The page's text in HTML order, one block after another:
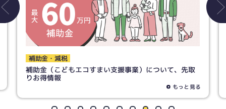
トイレ
トイレリフォームで失敗しないために！ 素材の選び方
までご紹介！
もっと見る